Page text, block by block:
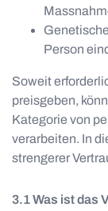
Person
Soweit
preisgeben,
Kategorie von
verarbeiten. In
strengerer
Was ist das